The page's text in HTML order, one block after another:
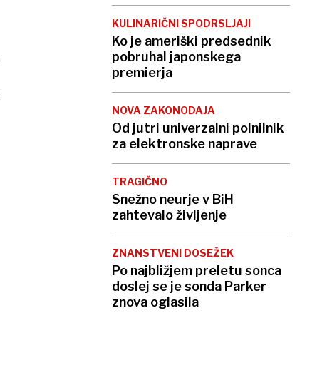
KULINARIČNI SPODRSLJAJI
Ko je ameriški predsednik
pobruhal japonskega
premierja
NOVA ZAKONODAJA
Od jutri univerzalni polnilnik
za elektronske naprave
TRAGIČNO
Snežno neurje v BiH
zahtevalo življenje
ZNANSTVENI DOSEŽEK
Po najbližjem preletu sonca
doslej se je sonda Parker
znova oglasila